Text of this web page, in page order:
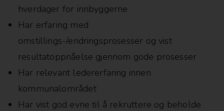
hverdager for innbyggerne
Har erfaring med
omstillings-/endringsprosesser og vist
resultatoppnåelse gjennom gode prosesser
Har relevant ledererfaring innen
kommunalområdet
Har vist god evne til å rekruttere og beholde